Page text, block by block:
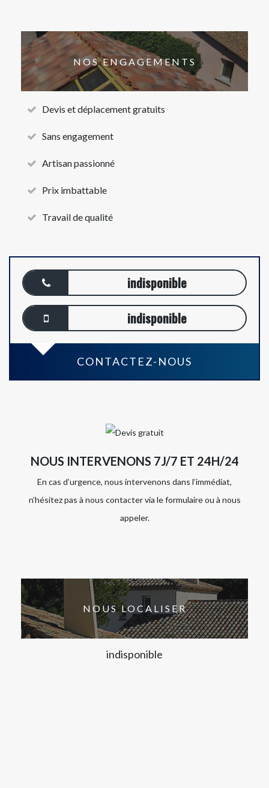
NOS ENGAGEMENTS
Devis et déplacement gratuits
Sans engagement
Artisan passionné
Prix imbattable
Travail de qualité
indisponible
indisponible
CONTACTEZ-NOUS
NOUS INTERVENONS 7J/7 ET 24H/24
En cas d’urgence, nous intervenons dans l’immédiat,
n’hésitez pas à nous contacter via le formulaire ou à nous
appeler.
NOUS LOCALISER
indisponible